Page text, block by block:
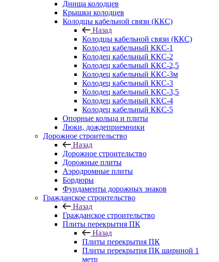
Днища колодцев
Крышки колодцев
Колодцы кабельной связи (ККС)
Назад
Колодцы кабельной связи (ККС)
Колодец кабельный ККС-1
Колодец кабельный ККС-2
Колодец кабельный ККС-2,5
Колодец кабельный ККС-3м
Колодец кабельный ККС-3
Колодец кабельный ККС-3,5
Колодец кабельный ККС-4
Колодец кабельный ККС-5
Опорные кольца и плиты
Люки, дождеприемники
Дорожное строительство
Назад
Дорожное строительство
Дорожные плиты
Аэродромные плиты
Бордюры
Фундаменты дорожных знаков
Гражданское строительство
Назад
Гражданское строительство
Плиты перекрытия ПК
Назад
Плиты перекрытия ПК
Плиты перекрытия ПК шириной 1
метр